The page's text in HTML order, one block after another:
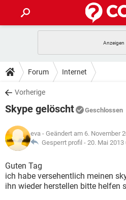
ANDROID
WINDOWS 10
WHATSAPP
FACEBOOK
TIPPS & TRICKS
SPIELE
WHATSAPP
FACEBOOK
DOWNLOADS
SPIELE
ANDROID
WINDOWS 10
WHATSAPP
FACEBOOK
FORUM
SPIELE
ANDROID
WINDOWS 10
WHATSAPP
LEXIKON
SPIELE
ANDROID
Forum Internet
Vorherige
Skype gelöscht Geschlossen
eva - Geändert am 6. November
Gesperrt profil - 20. Mai 2013
Guten Tag
ich habe versehentlich meinen
ihn wieder herstellen bitte helfen